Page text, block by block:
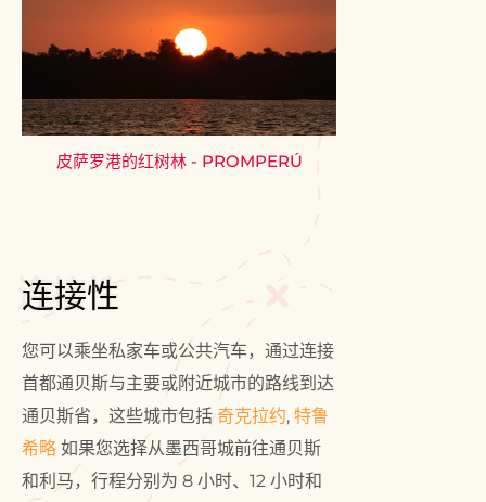
皮萨罗港的红树林 - PROMPERÚ
连接性
连接性
您可以乘坐私家车或公共汽车，通过连接
首都通贝斯与主要或附近城市的路线到达
通贝斯省，这些城市包括 奇克拉约, 特鲁
希略 如果您选择从墨西哥城前往通贝斯
和利马，行程分别为 8 小时、12 小时和